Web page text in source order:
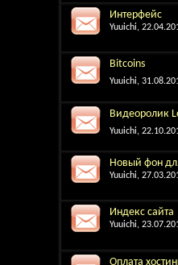
Интерфейс
Yuuichi,
Bitcoins
Yuuichi,
Видеоролик
Yuuichi,
Новый фон
Yuuichi,
Индекс сайта
Yuuichi,
Оплата